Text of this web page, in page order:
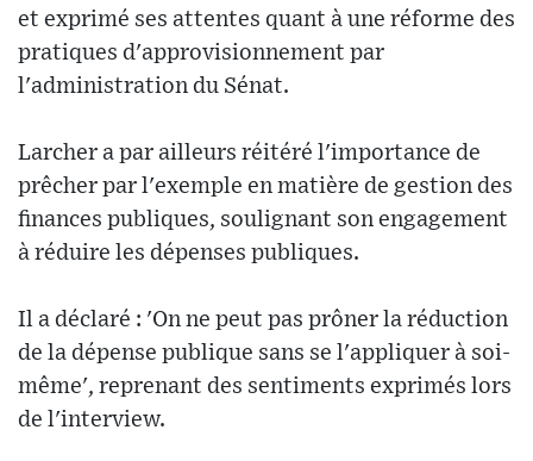
et exprimé ses attentes quant à une réforme des
pratiques d'approvisionnement par
l'administration du Sénat.
Larcher a par ailleurs réitéré l'importance de
prêcher par l'exemple en matière de gestion des
finances publiques, soulignant son engagement
à réduire les dépenses publiques.
Il a déclaré : 'On ne peut pas prôner la réduction
de la dépense publique sans se l'appliquer à soi-
même', reprenant des sentiments exprimés lors
de l'interview.